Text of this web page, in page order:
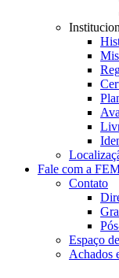
Fale com a
Contato
Espaço
Achados